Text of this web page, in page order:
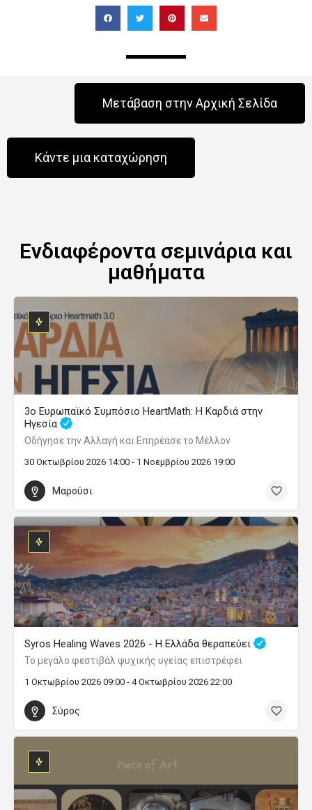
Μετάβαση στην Αρχική Σελίδα
Κάντε μια καταχώρηση
Ενδιαφέροντα σεμινάρια και
μαθήματα
3ο Ευρωπαϊκό Συμπόσιο HeartMath: Η Καρδιά στην
Ηγεσία
Οδήγησε την Αλλαγή και Επηρέασε το Μέλλον
30 Οκτωβρίου 2026 14:00 - 1 Νοεμβρίου 2026 19:00
Μαρούσι
Syros Healing Waves 2026 - Η Ελλάδα θεραπεύει
Το μεγάλο φεστιβάλ ψυχικής υγείας επιστρέφει
1 Οκτωβρίου 2026 09:00 - 4 Οκτωβρίου 2026 22:00
Σύρος